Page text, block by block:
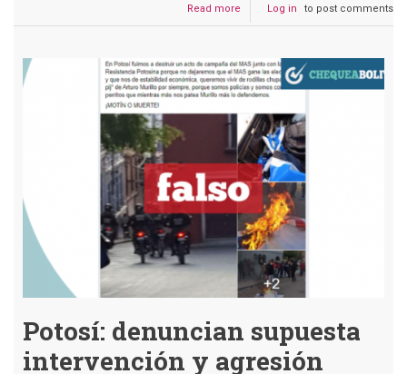
Read more
Potosinos
manifestación
contra
la
campaña
del
MAS
Log in to post comments
Potosí: denuncian supuesta
intervención y agresión